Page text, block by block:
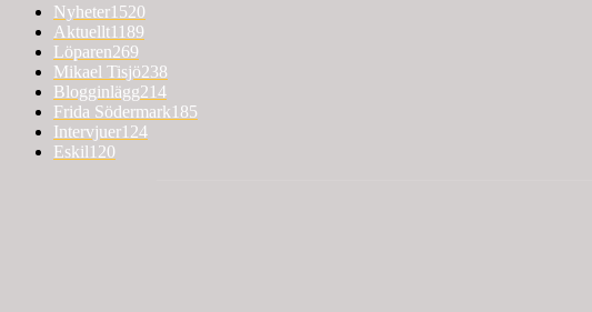
Nyheter1520
Aktuellt1189
Löparen269
Mikael Tisjö238
Blogginlägg214
Frida Södermark185
Intervjuer124
Eskil120